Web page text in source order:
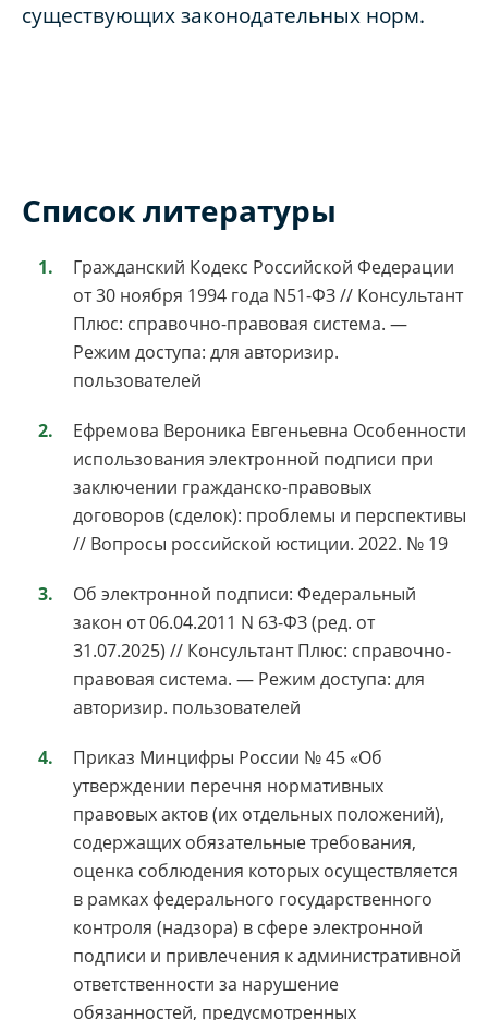
существующих законодательных норм.
Список литературы
Гражданский Кодекс Российской Федерации
от 30 ноября 1994 года N51-ФЗ // Консультант
Плюс: справочно-правовая система. —
Режим доступа: для авторизир.
пользователей
Ефремова Вероника Евгеньевна Особенности
использования электронной подписи при
заключении гражданско-правовых
договоров (сделок): проблемы и перспективы
// Вопросы российской юстиции. 2022. № 19
Об электронной подписи: Федеральный
закон от 06.04.2011 N 63-ФЗ (ред. от
31.07.2025) // Консультант Плюс: справочно-
правовая система. — Режим доступа: для
авторизир. пользователей
Приказ Минцифры России № 45 «Об
утверждении перечня нормативных
правовых актов (их отдельных положений),
содержащих обязательные требования,
оценка соблюдения которых осуществляется
в рамках федерального государственного
контроля (надзора) в сфере электронной
подписи и привлечения к административной
ответственности за нарушение
обязанностей, предусмотренных